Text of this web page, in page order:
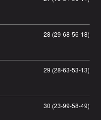
28 (29-68-56-18)
29 (28-63-53-13)
30 (23-99-58-49)